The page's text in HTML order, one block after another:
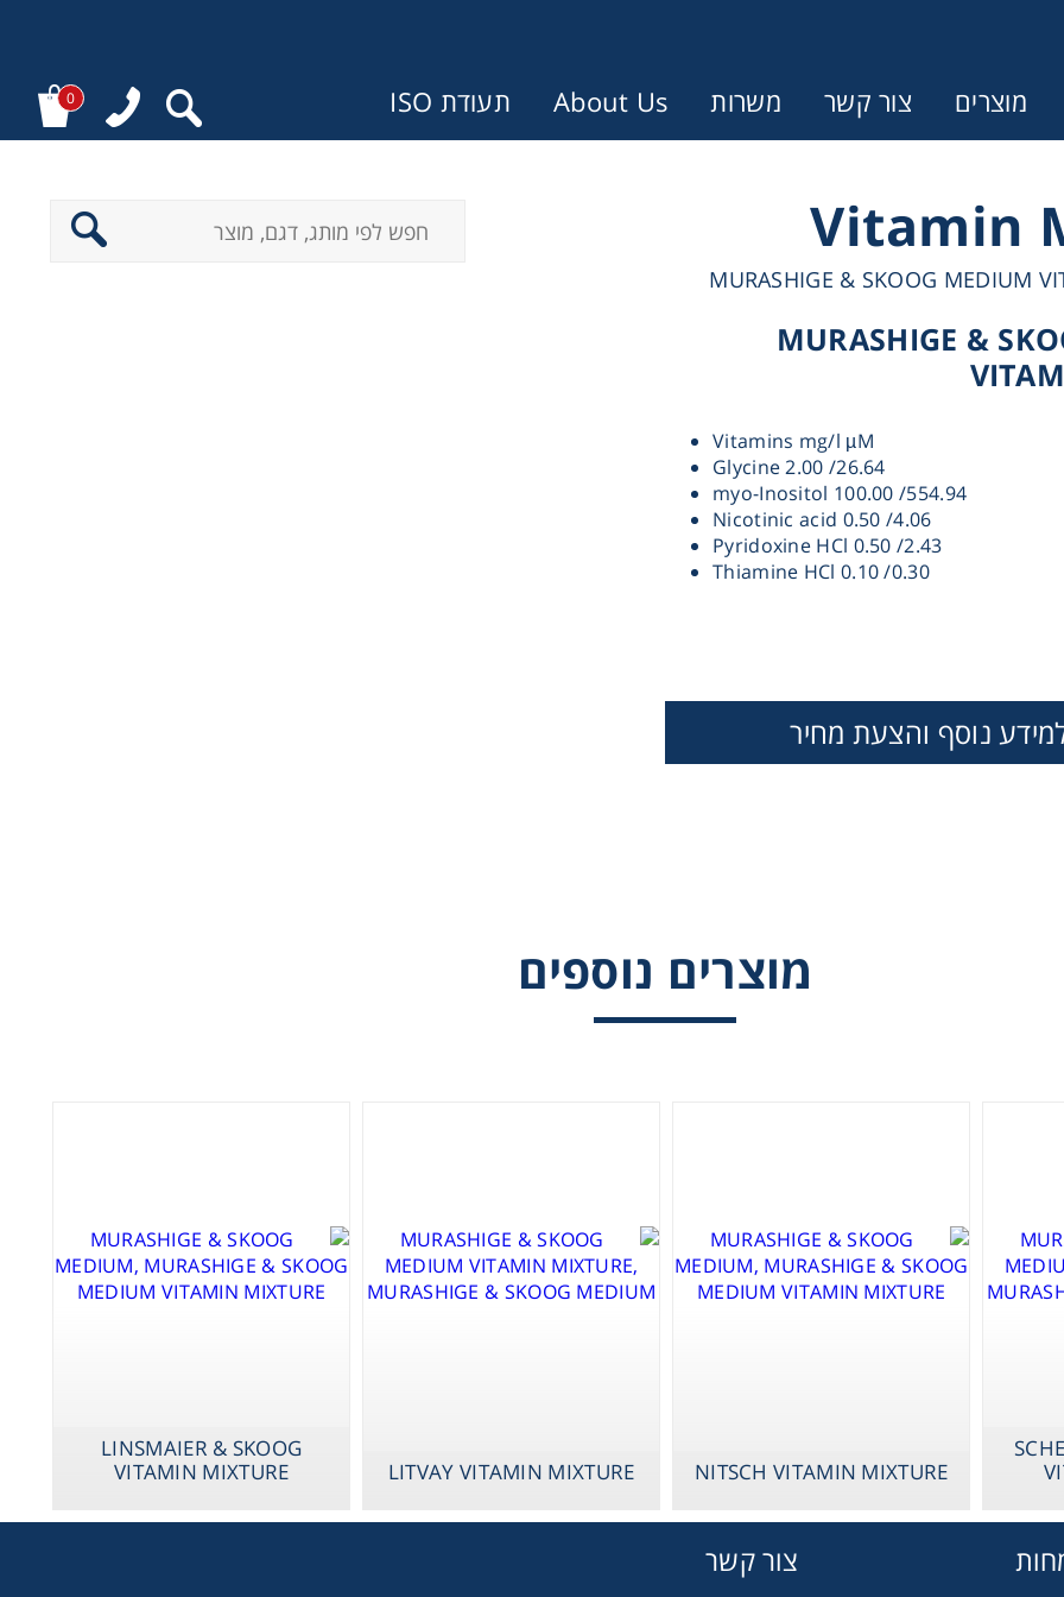
מוצרים צור קשר משרות About Us תעודת ISO 0
Vitamin
MURASHIGE & SKOOG MEDIUM
MURASHIGE &
Vitamins mg/l µM
Glycine 2.00 /26.64
myo-Inositol 100.00 /554.94
Nicotinic acid 0.50 /4.06
Pyridoxine HCl 0.50 /2.43
Thiamine HCl 0.10 /0.30
נוסף והצעת מחיר
מוצרים נוספים
NITSCH VITAMIN MIXTURE
LITVAY VITAMIN MIXTURE
LINSMAIER & SKOOG
VITAMIN MIXTURE
צור קשר
MIXTURE
VITAMIN
Contact form not found.
לקבל הצעת מחיר או מידע עבור:
Lab